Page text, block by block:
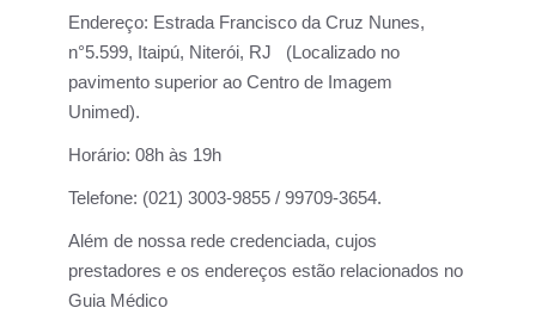
Endereço: Estrada Francisco da Cruz Nunes,
n°5.599, Itaipú, Niterói, RJ (Localizado no
pavimento superior ao Centro de Imagem
Unimed).
Horário: 08h às 19h
Telefone: (021) 3003-9855 / 99709-3654.
Além de nossa rede credenciada, cujos
prestadores e os endereços estão relacionados no
Guia Médico